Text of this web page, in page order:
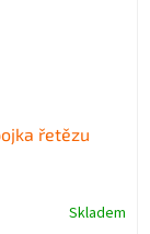
řetězu
Skladem